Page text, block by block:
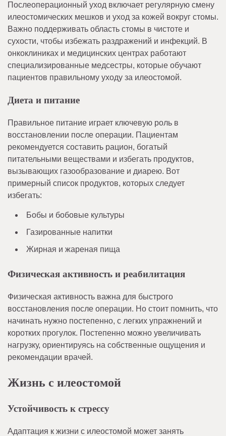
Послеоперационный уход включает регулярную смену
илеостомических мешков и уход за кожей вокруг стомы.
Важно поддерживать область стомы в чистоте и
сухости, чтобы избежать раздражений и инфекций. В
онкоклиниках и медицинских центрах работают
специализированные медсестры, которые обучают
пациентов правильному уходу за илеостомой.
Диета и питание
Правильное питание играет ключевую роль в
восстановлении после операции. Пациентам
рекомендуется составить рацион, богатый
питательными веществами и избегать продуктов,
вызывающих газообразование и диарею. Вот
примерный список продуктов, которых следует
избегать:
Бобы и бобовые культуры
Газированные напитки
Жирная и жареная пища
Физическая активность и реабилитация
Физическая активность важна для быстрого
восстановления после операции. Но стоит помнить, что
начинать нужно постепенно, с легких упражнений и
коротких прогулок. Постепенно можно увеличивать
нагрузку, ориентируясь на собственные ощущения и
рекомендации врачей.
Жизнь с илеостомой
Устойчивость к стрессу
Адаптация к жизни с илеостомой может занять